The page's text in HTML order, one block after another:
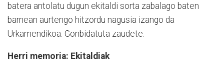
batera antolatu dugun ekitaldi sorta zabalago baten
barnean aurtengo hitzordu nagusia izango da
Urkamendikoa. Gonbidatuta zaudete.
Herri memoria: Ekitaldiak